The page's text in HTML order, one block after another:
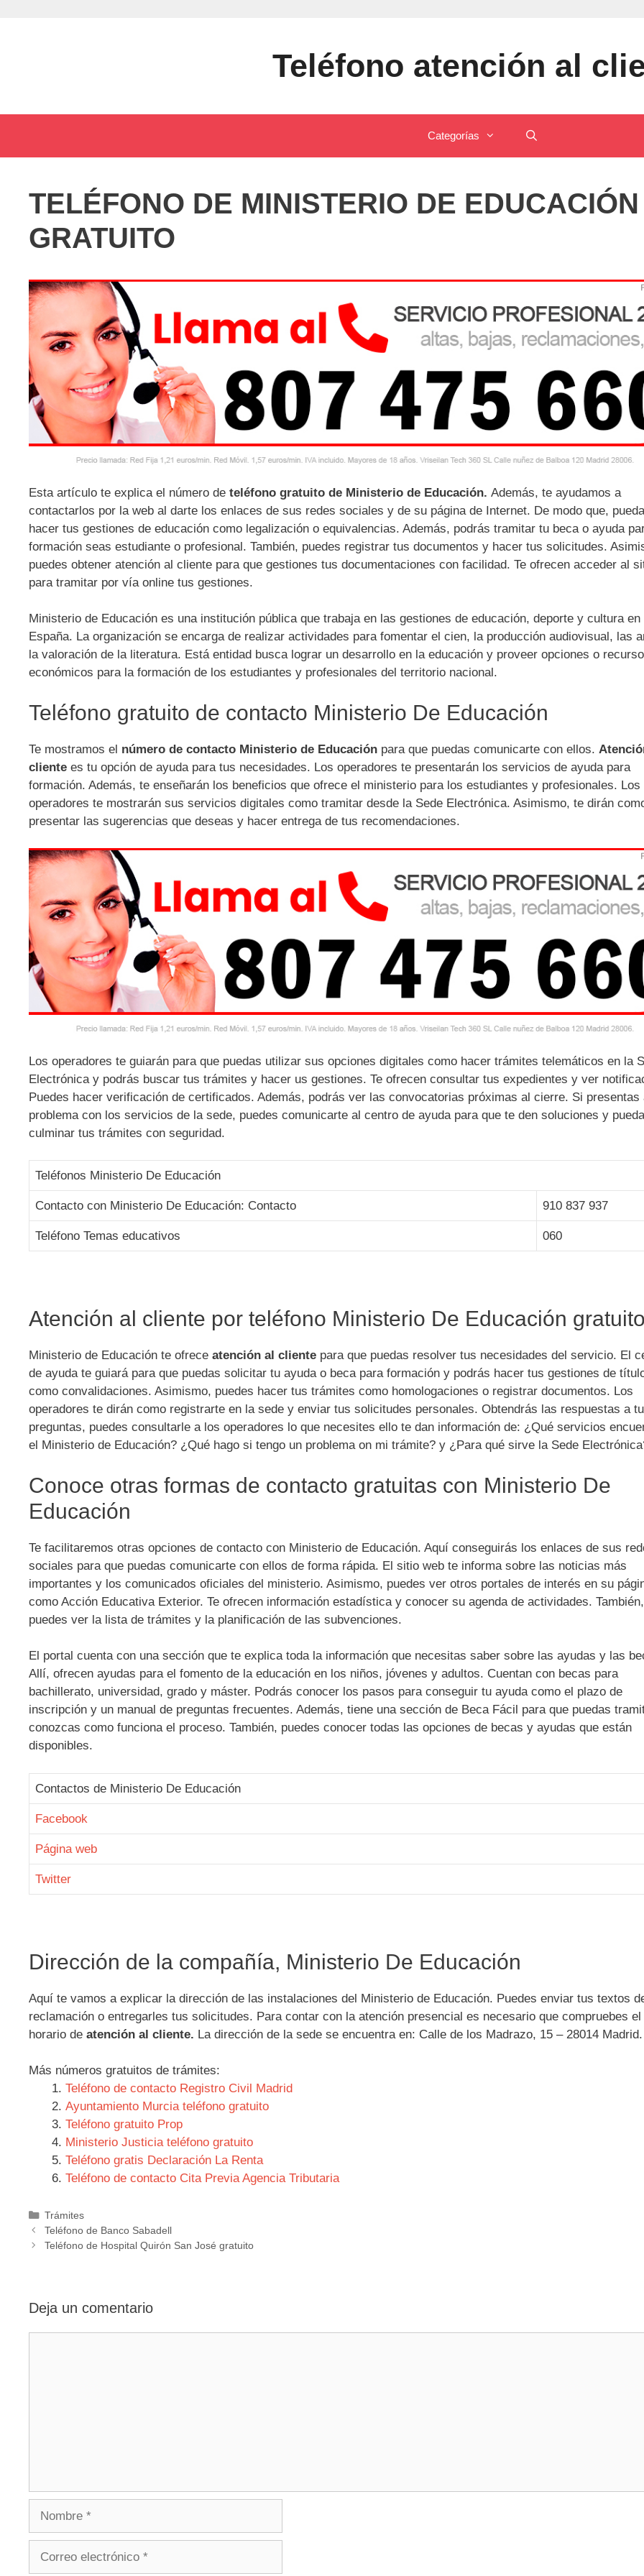
Teléfono atención al
Categorías
TELÉFONO DE MINISTERIO DE EDUCACIÓN
GRATUITO
Esta artículo te explica el número de teléfono gratuito de Ministerio de Educación. Además, te ayudamos a
contactarlos por la web al darte los enlaces de sus redes sociales y de su página de Internet. De modo que,
hacer tus gestiones de educación como legalización o equivalencias. Además, podrás tramitar tu beca o ayuda
formación seas estudiante o profesional. También, puedes registrar tus documentos y hacer tus solicitudes.
puedes obtener atención al cliente para que gestiones tus documentaciones con facilidad. Te ofrecen acceder al
para tramitar por vía online tus gestiones.
Ministerio de Educación es una institución pública que trabaja en las gestiones de educación, deporte y cultura en
España. La organización se encarga de realizar actividades para fomentar el cien, la producción audiovisual, las
la valoración de la literatura. Está entidad busca lograr un desarrollo en la educación y proveer opciones o
económicos para la formación de los estudiantes y profesionales del territorio nacional.
Teléfono gratuito de contacto Ministerio De Educación
Te mostramos el número de contacto Ministerio de Educación para que puedas comunicarte con ellos.
cliente es tu opción de ayuda para tus necesidades. Los operadores te presentarán los servicios de ayuda para
formación. Además, te enseñarán los beneficios que ofrece el ministerio para los estudiantes y profesionales. Los
operadores te mostrarán sus servicios digitales como tramitar desde la Sede Electrónica. Asimismo, te dirán
presentar las sugerencias que deseas y hacer entrega de tus recomendaciones.
Los operadores te guiarán para que puedas utilizar sus opciones digitales como hacer trámites telemáticos en la
Electrónica y podrás buscar tus trámites y hacer us gestiones. Te ofrecen consultar tus expedientes y ver
Puedes hacer verificación de certificados. Además, podrás ver las convocatorias próximas al cierre. Si presentas
problema con los servicios de la sede, puedes comunicarte al centro de ayuda para que te den soluciones y
culminar tus trámites con seguridad.
Teléfonos Ministerio De Educación
Contacto con Ministerio De Educación: Contacto 910 837 937
Teléfono Temas educativos 060
Atención al cliente por teléfono Ministerio De Educación gratuito
Ministerio de Educación te ofrece atención al cliente para que puedas resolver tus necesidades del servicio. El
de ayuda te guiará para que puedas solicitar tu ayuda o beca para formación y podrás hacer tus gestiones de
como convalidaciones. Asimismo, puedes hacer tus trámites como homologaciones o registrar documentos. Los
operadores te dirán como registrarte en la sede y enviar tus solicitudes personales. Obtendrás las respuestas a
preguntas, puedes consultarle a los operadores lo que necesites ello te dan información de: ¿Qué servicios
el Ministerio de Educación? ¿Qué hago si tengo un problema on mi trámite? y ¿Para qué sirve la Sede
Conoce otras formas de contacto gratuitas con Ministerio De
Educación
Te facilitaremos otras opciones de contacto con Ministerio de Educación. Aquí conseguirás los enlaces de sus
sociales para que puedas comunicarte con ellos de forma rápida. El sitio web te informa sobre las noticias más
importantes y los comunicados oficiales del ministerio. Asimismo, puedes ver otros portales de interés en su
como Acción Educativa Exterior. Te ofrecen información estadística y conocer su agenda de actividades. También,
puedes ver la lista de trámites y la planificación de las subvenciones.
El portal cuenta con una sección que te explica toda la información que necesitas saber sobre las ayudas y las
Allí, ofrecen ayudas para el fomento de la educación en los niños, jóvenes y adultos. Cuentan con becas para
bachillerato, universidad, grado y máster. Podrás conocer los pasos para conseguir tu ayuda como el plazo de
inscripción y un manual de preguntas frecuentes. Además, tiene una sección de Beca Fácil para que puedas
conozcas como funciona el proceso. También, puedes conocer todas las opciones de becas y ayudas que están
disponibles.
Contactos de Ministerio De Educación
Facebook
Página web
Twitter
Dirección de la compañía, Ministerio De Educación
Aquí te vamos a explicar la dirección de las instalaciones del Ministerio de Educación. Puedes enviar tus textos
reclamación o entregarles tus solicitudes. Para contar con la atención presencial es necesario que compruebes el
horario de atención al cliente. La dirección de la sede se encuentra en: Calle de los Madrazo, 15 – 28014 Madrid.
Más números gratuitos de trámites:
Teléfono de contacto Registro Civil Madrid
Ayuntamiento Murcia teléfono gratuito
Teléfono gratuito Prop
Ministerio Justicia teléfono gratuito
Teléfono gratis Declaración La Renta
Teléfono de contacto Cita Previa Agencia Tributaria
Categorías
Trámites
Navegación
de
Teléfono de Banco Sabadell
Teléfono de Hospital Quirón San José gratuito
Deja un comentario